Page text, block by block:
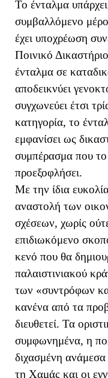
Το ένταλμα
συμβαλλόμενο
έχει υποχρέωση
Ποινικό
ένταλμα σε
αποδεικνύει
συγχωνεύει έτσι
κατηγορία, το
εμφανίσει ως
συμπέρασμα που
προεξοφλήσει.
Με την ίδια
αναστολή των
σχέσεων, χωρίς
επιδιωκόμενο
κενό που θα
παλαιστινιακού
των «συντρόφων
κανένα από τα
διευθετεί. Τα
συμφωνημένα, η
διχασμένη
τη Χαμάς και οι